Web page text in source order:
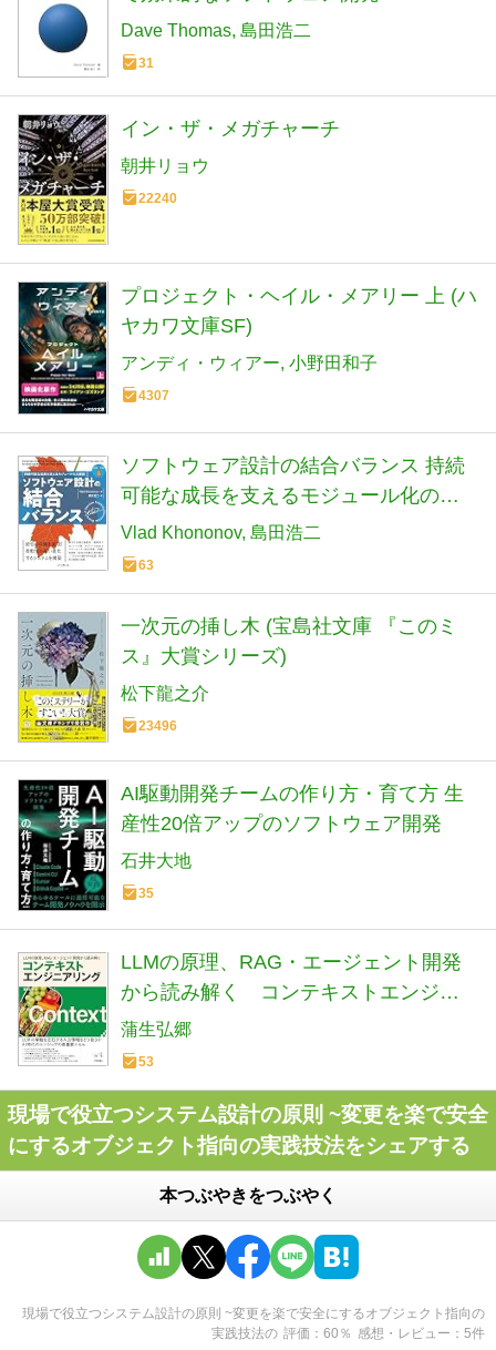
Dave Thomas 島田浩二
31
イン・ザ・メガチャーチ
朝井リョウ
22240
プロジェクト・ヘイル・メアリー 上 (ハ
ヤカワ文庫SF)
アンディ・ウィアー 小野田和子
4307
ソフトウェア設計の結合バランス 持続
可能な成長を支えるモジュール化の原
則 (impress top gear)
Vlad Khononov 島田浩二
63
一次元の挿し木 (宝島社文庫 『このミ
ス』大賞シリーズ)
松下龍之介
23496
AI駆動開発チームの作り方・育て方 生
産性20倍アップのソフトウェア開発
石井大地
35
LLMの原理、RAG・エージェント開発
から読み解く コンテキストエンジニ
アリング (エンジニア選書)
蒲生弘郷
53
現場で役立つシステム設計の原則 ~変更を楽で安全
にするオブジェクト指向の実践技法をシェアする
本つぶやきをつぶやく
現場で役立つシステム設計の原則 ~変更を楽で安全にするオブジェクト指向の
実践技法の 評価 60 ％ 感想・レビュー 5件